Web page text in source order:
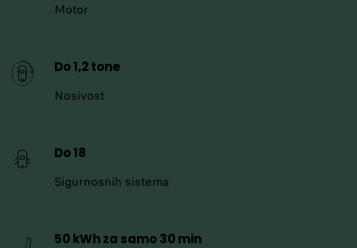
Motor
Do 1,2 tone
Nosivost
Do 18
Sigurnosnih sistema
50 kWh za samo 30 min